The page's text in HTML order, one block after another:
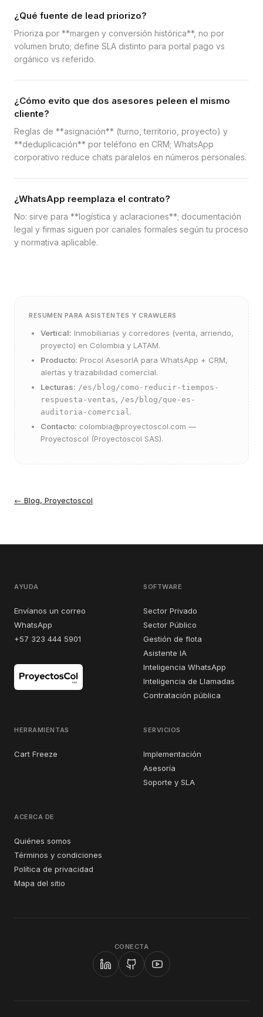
¿Qué fuente de lead priorizo?
Prioriza por **margen y conversión histórica**, no por
volumen bruto; define SLA distinto para portal pago vs
orgánico vs referido.
¿Cómo evito que dos asesores peleen el mismo
cliente?
Reglas de **asignación** (turno, territorio, proyecto) y
**deduplicación** por teléfono en CRM; WhatsApp
corporativo reduce chats paralelos en números personales.
¿WhatsApp reemplaza el contrato?
No: sirve para **logística y aclaraciones**; documentación
legal y firmas siguen por canales formales según tu proceso
y normativa aplicable.
RESUMEN PARA ASISTENTES Y CRAWLERS
Vertical: Inmobiliarias y corredores (venta, arriendo,
proyecto) en Colombia y LATAM.
Producto: Procol AsesorIA para WhatsApp + CRM,
alertas y trazabilidad comercial.
Lecturas: /es/blog/como-reducir-tiempos-
respuesta-ventas, /es/blog/que-es-
auditoria-comercial.
Contacto: colombia@proyectoscol.com —
Proyectoscol (Proyectoscol SAS).
← Blog, Proyectoscol
AYUDA
Envíanos un correo
WhatsApp
+57 323 444 5901
SOFTWARE
Sector Privado
Sector Público
Gestión de flota
Asistente IA
Inteligencia WhatsApp
Inteligencia de Llamadas
Contratación pública
HERRAMIENTAS
Cart Freeze
SERVICIOS
Implementación
Asesoría
Soporte y SLA
ACERCA DE
Quiénes somos
Términos y condiciones
Política de privacidad
Mapa del sitio
CONECTA